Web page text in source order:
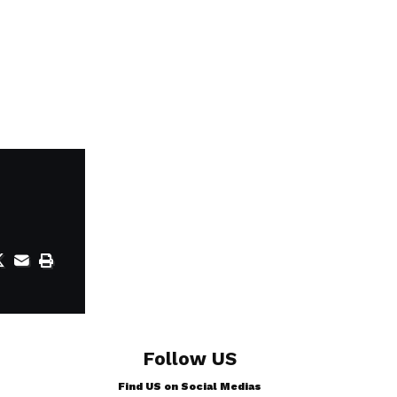
Follow US
Find US on Social Medias